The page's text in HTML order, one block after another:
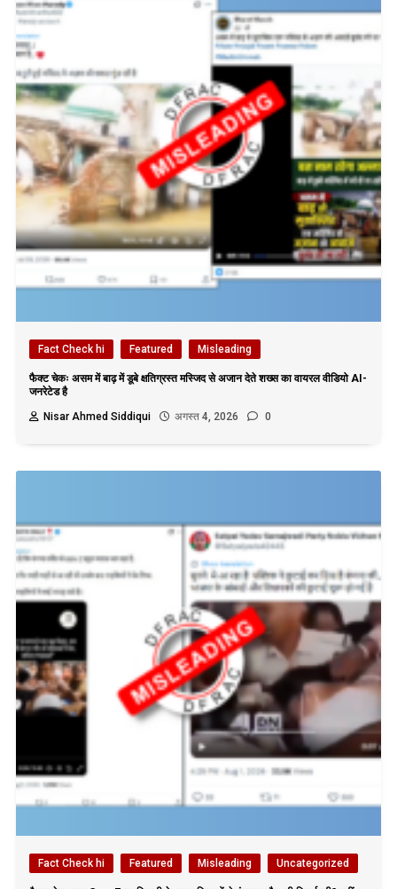
Fact Check hi Featured Misleading
फैक्ट चेकः असम में बाढ़ में डूबे क्षतिग्रस्त मस्जिद से अजान देते शख्स का वायरल वीडियो AI-
जनरेटेड है
Nisar Ahmed Siddiqui
अगस्त 4, 2026 0
Fact Check hi Featured Misleading Uncategorized